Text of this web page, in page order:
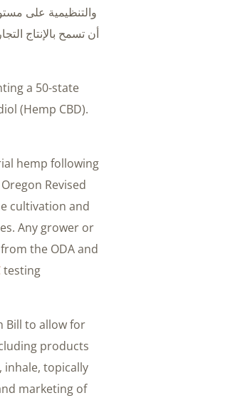
والتنظيمية على
أن تسمح بالإنتاج
a 50-state
(Hemp CBD).
hemp following
Revised
cultivation and
Any grower or
the ODA and
testing
Bill to allow for
products
inhale, topically
marketing of